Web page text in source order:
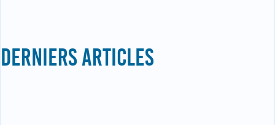
DERNIERS ARTICLES